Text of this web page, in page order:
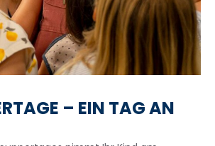
– EIN TAG AN